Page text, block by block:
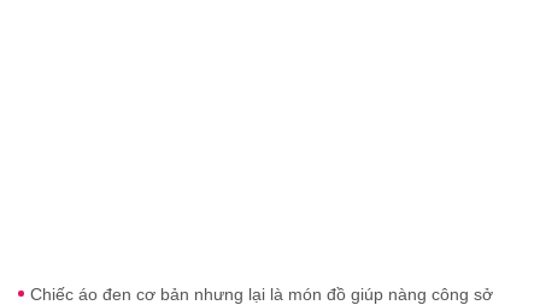
Chiếc áo đen cơ bản nhưng lại là món đồ giúp nàng công sở